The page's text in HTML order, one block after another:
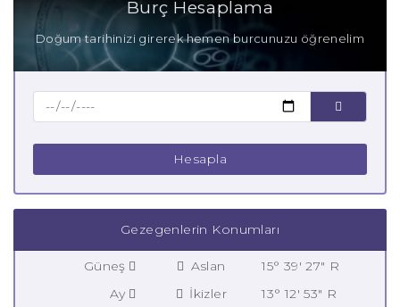
Burç Hesaplama
Doğum tarihinizi girerek hemen burcunuzu öğrenelim
Hesapla
Gezegenlerin Konumları
Güneş Aslan
15° 39' 27" R
Ay
İkizler
13° 12' 53" R